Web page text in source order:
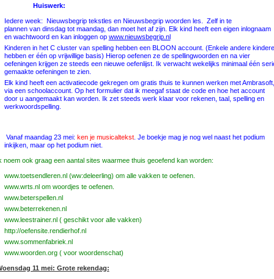
Huiswerk:
Iedere week: Nieuwsbegrip tekstles en Nieuwsbegrip woorden les. Zelf in te
plannen van dinsdag tot maandag, dan moet het af zijn. Elk kind heeft een eigen inlognaam
en wachtwoord en kan inloggen op www.nieuwsbegrip.nl
Kinderen in het C cluster van spelling hebben een BLOON account. (Enkele andere
hebben er één op vrijwillige basis) Hierop oefenen ze de spellingwoorden en na vier
oefeningen krijgen ze steeds een nieuwe oefenlijst. Ik verwacht wekelijks minimaal één
gemaakte oefeningen te zien.
Elk kind heeft een activatiecode gekregen om gratis thuis te kunnen werken met Ambrasoft,
via een schoolaccount. Op het formulier dat ik meegaf staat de code en hoe het account
door u aangemaakt kan worden. Ik zet steeds werk klaar voor rekenen, taal, spelling en
werkwoordspelling.
Vanaf maandag 23 mei: ken je musicaltekst. Je boekje mag je nog wel naast het podium
inkijken, maar op het podium niet.
noem ook graag een aantal sites waarmee thuis geoefend kan worden:
www.toetsendleren.nl (ww:deleerling) om alle vakken te oefenen.
www.wrts.nl om woordjes te oefenen.
www.beterspellen.nl
www.beterrekenen.nl
www.leestrainer.nl ( geschikt voor alle vakken)
http://oefensite.rendierhof.nl
www.sommenfabriek.nl
www.woorden.org ( voor woordenschat)
11 mei: Grote rekendag: